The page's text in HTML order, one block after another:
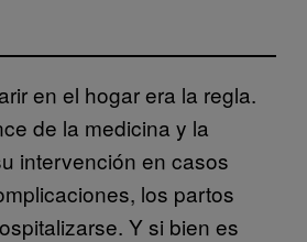
en el hogar era la regla.
de la medicina y la
intervención en casos
los partos
Y si bien es